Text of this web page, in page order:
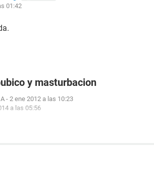
01:42
y masturbacion
- 2 ene 2012 a las 10:23
a las 05:56